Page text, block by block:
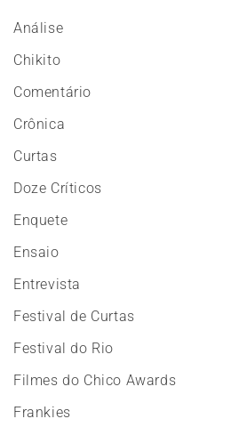
Análise
Chikito
Comentário
Crônica
Curtas
Doze Críticos
Enquete
Ensaio
Entrevista
Festival de Curtas
Festival do Rio
Filmes do Chico Awards
Frankies